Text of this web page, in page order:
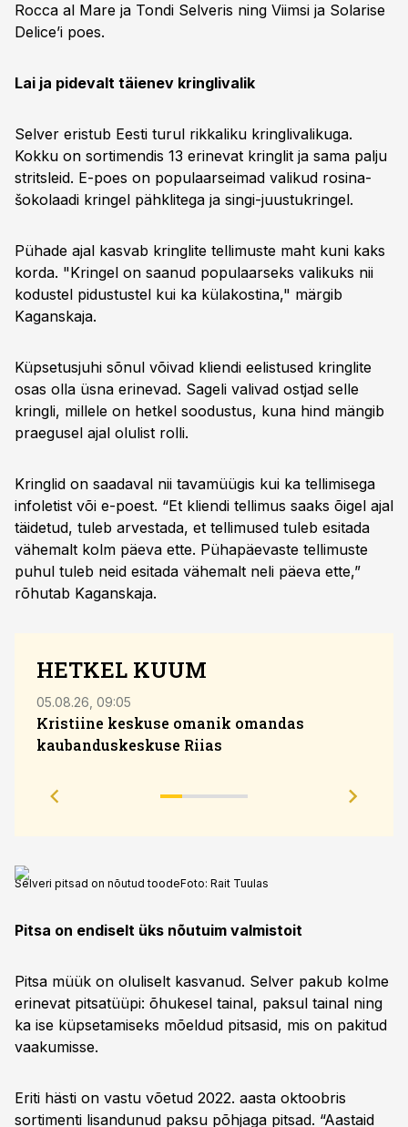
Rocca al Mare ja Tondi Selveris ning Viimsi ja Solarise
Delice’i poes.
Lai ja pidevalt täienev kringlivalik
Selver eristub Eesti turul rikkaliku kringlivalikuga.
Kokku on sortimendis 13 erinevat kringlit ja sama palju
stritsleid. E-poes on populaarseimad valikud rosina-
šokolaadi kringel pähklitega ja singi-juustukringel.
Pühade ajal kasvab kringlite tellimuste maht kuni kaks
korda. "Kringel on saanud populaarseks valikuks nii
kodustel pidustustel kui ka külakostina," märgib
Kaganskaja.
Küpsetusjuhi sõnul võivad kliendi eelistused kringlite
osas olla üsna erinevad. Sageli valivad ostjad selle
kringli, millele on hetkel soodustus, kuna hind mängib
praegusel ajal olulist rolli.
Kringlid on saadaval nii tavamüügis kui ka tellimisega
infoletist või e-poest. “Et kliendi tellimus saaks õigel ajal
täidetud, tuleb arvestada, et tellimused tuleb esitada
vähemalt kolm päeva ette. Pühapäevaste tellimuste
puhul tuleb neid esitada vähemalt neli päeva ette,”
rõhutab Kaganskaja.
HETKEL KUUM
05.08.26, 09:05
Kristiine keskuse omanik omandas
kaubanduskeskuse Riias
Selveri pitsad on nõutud toodeFoto: Rait Tuulas
Pitsa on endiselt üks nõutuim valmistoit
Pitsa müük on oluliselt kasvanud. Selver pakub kolme
erinevat pitsatüüpi: õhukesel tainal, paksul tainal ning
ka ise küpsetamiseks mõeldud pitsasid, mis on pakitud
vaakumisse.
Eriti hästi on vastu võetud 2022. aasta oktoobris
sortimenti lisandunud paksu põhjaga pitsad. “Aastaid